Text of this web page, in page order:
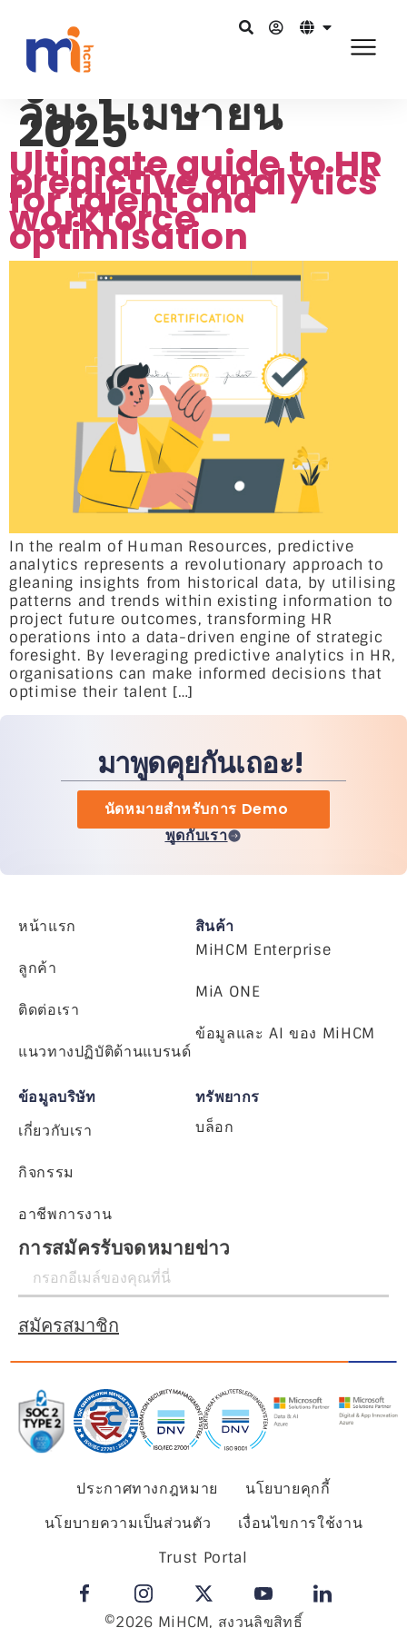
วัน:1 เมษายน
2025
Ultimate guide to HR
predictive analytics
for talent and
workforce
optimisation
In the realm of Human Resources, predictive
analytics represents a revolutionary approach to
gleaning insights from historical data, by utilising
patterns and trends within existing information to
project future outcomes, transforming HR
operations into a data-driven engine of strategic
foresight. By leveraging predictive analytics in HR,
organisations can make informed decisions that
optimise their talent […]
มาพูดคุยกันเถอะ!
นัดหมายสำหรับการ Demo
พูดกับเรา
หน้าแรก
ลูกค้า
ติดต่อเรา
แนวทางปฏิบัติด้านแบรนด์
สินค้า
MiHCM Enterprise
MiA ONE
ข้อมูลและ AI ของ MiHCM
ข้อมูลบริษัท
เกี่ยวกับเรา
กิจกรรม
อาชีพการงาน
ทรัพยากร
บล็อก
การสมัครรับจดหมายข่าว
สมัครสมาชิก
ประกาศทางกฎหมาย
นโยบายคุกกี้
นโยบายความเป็นส่วนตัว
เงื่อนไขการใช้งาน
Trust Portal
©2026 MiHCM, สงวนลิขสิทธิ์